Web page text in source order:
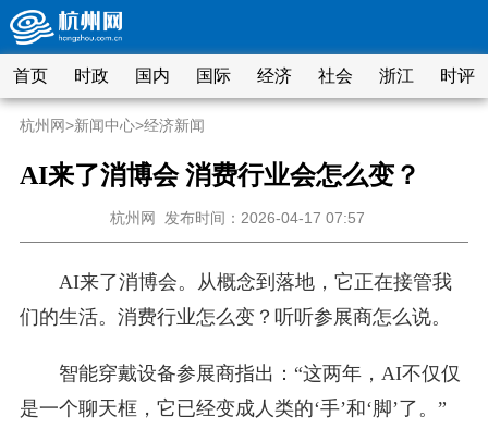
首页 时政 国内 国际 经济 社会 浙江 时评
杭州网>新闻中心>经济新闻
AI来了消博会 消费行业会怎么变？
杭州网 发布时间：2026-04-17 07:57
AI来了消博会。从概念到落地，它正在接管我
们的生活。消费行业怎么变？听听参展商怎么说。
智能穿戴设备参展商指出：“这两年，AI不仅仅
是一个聊天框，它已经变成人类的‘手’和‘脚’了。”